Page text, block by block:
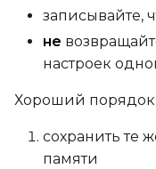
записывайте,
не
настроек
Хороший
сохранить те
памяти